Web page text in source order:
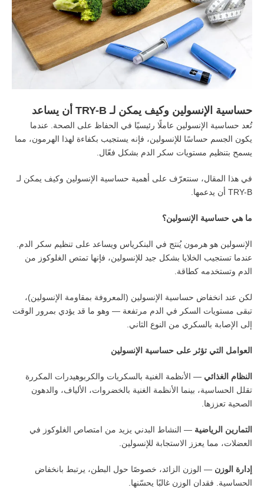
حساسية الإنسولين وكيف يمكن لـ TRY-B أن يساعد
تُعد حساسية الإنسولين عاملًا رئيسيًا في الحفاظ على الصحة. عندما
يكون الجسم حساسًا للإنسولين، فإنه يستجيب بكفاءة لهذا الهرمون، مما
يسمح بتنظيم مستويات سكر الدم بشكل فعّال.
في هذا المقال، سنتعرّف على أهمية حساسية الإنسولين وكيف يمكن لـ
TRY-B أن يدعمها.
ما هي حساسية الإنسولين؟
الإنسولين هو هرمون يُنتج في البنكرياس ويساعد على تنظيم سكر الدم.
عندما تستجيب الخلايا بشكل جيد للإنسولين، فإنها تمتص الغلوكوز من
الدم وتستخدمه كطاقة.
لكن عند انخفاض حساسية الإنسولين (المعروفة بمقاومة الإنسولين)،
تبقى مستويات السكر في الدم مرتفعة — وهو ما قد يؤدي بمرور الوقت
إلى الإصابة بالسكري من النوع الثاني.
العوامل التي تؤثر على حساسية الإنسولين
النظام الغذائي — الأنظمة الغنية بالسكريات والكربوهيدرات المكررة
تقلل الحساسية، بينما الأنظمة الغنية بالخضروات، الألياف، والدهون
الصحية تعززها.
التمارين الرياضية — النشاط البدني يزيد من امتصاص الغلوكوز في
العضلات، مما يعزز الاستجابة للإنسولين.
إدارة الوزن — الوزن الزائد، خصوصًا حول البطن، يرتبط بانخفاض
الحساسية. فقدان الوزن غالبًا يحسّنها.